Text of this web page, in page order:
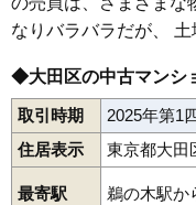
なりバラバラだが、 土
◆大田区の中古マンシ
取引時期 2025年第1
住居表示
東京都大田
最寄駅 鵜の木駅か